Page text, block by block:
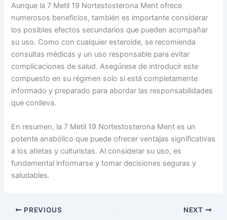
Aunque la 7 Metil 19 Nortestosterona Ment ofrece
numerosos beneficios, también es importante considerar
los posibles efectos secundarios que pueden acompañar
su uso. Como con cualquier esteroide, se recomienda
consultas médicas y un uso responsable para evitar
complicaciones de salud. Asegúrese de introducir este
compuesto en su régimen solo si está completamente
informado y preparado para abordar las responsabilidades
que conlleva.
En resumen, la 7 Metil 19 Nortestosterona Ment es un
potente anabólico que puede ofrecer ventajas significativas
a los atletas y culturistas. Al considerar su uso, es
fundamental informarse y tomar decisiones seguras y
saludables.
PREVIOUS NEXT